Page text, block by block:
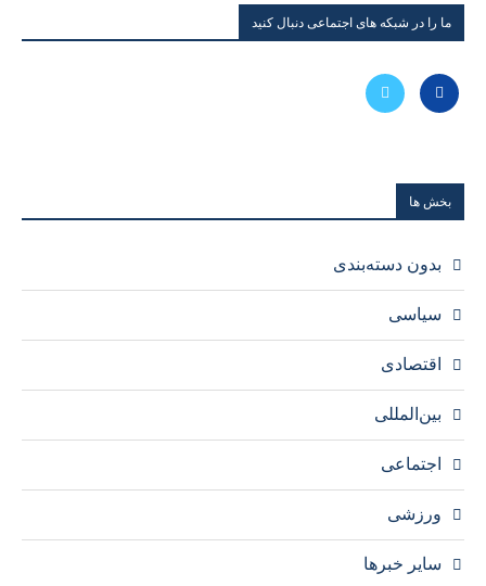
ما را در شبکه های اجتماعی دنبال کنید
بخش ها
بدون دسته‌بندی
سیاسی
اقتصادی
بین‌المللی
اجتماعی
ورزشی
سایر خبرها